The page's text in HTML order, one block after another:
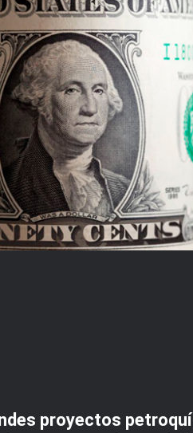
proyectos